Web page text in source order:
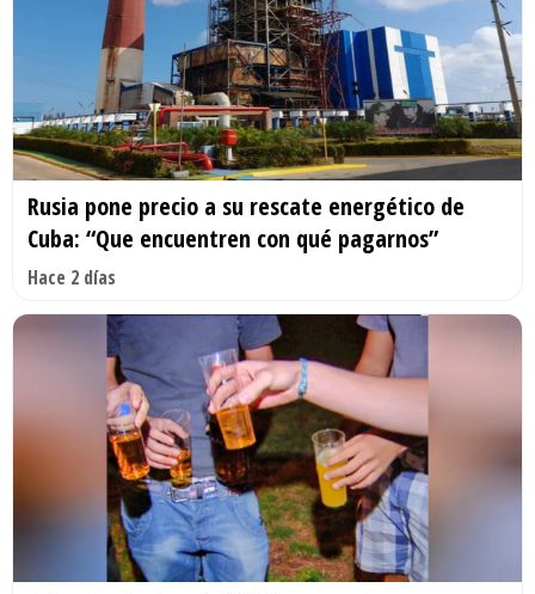
Rusia pone precio a su rescate energético de
Cuba: “Que encuentren con qué pagarnos”
Hace 2 días